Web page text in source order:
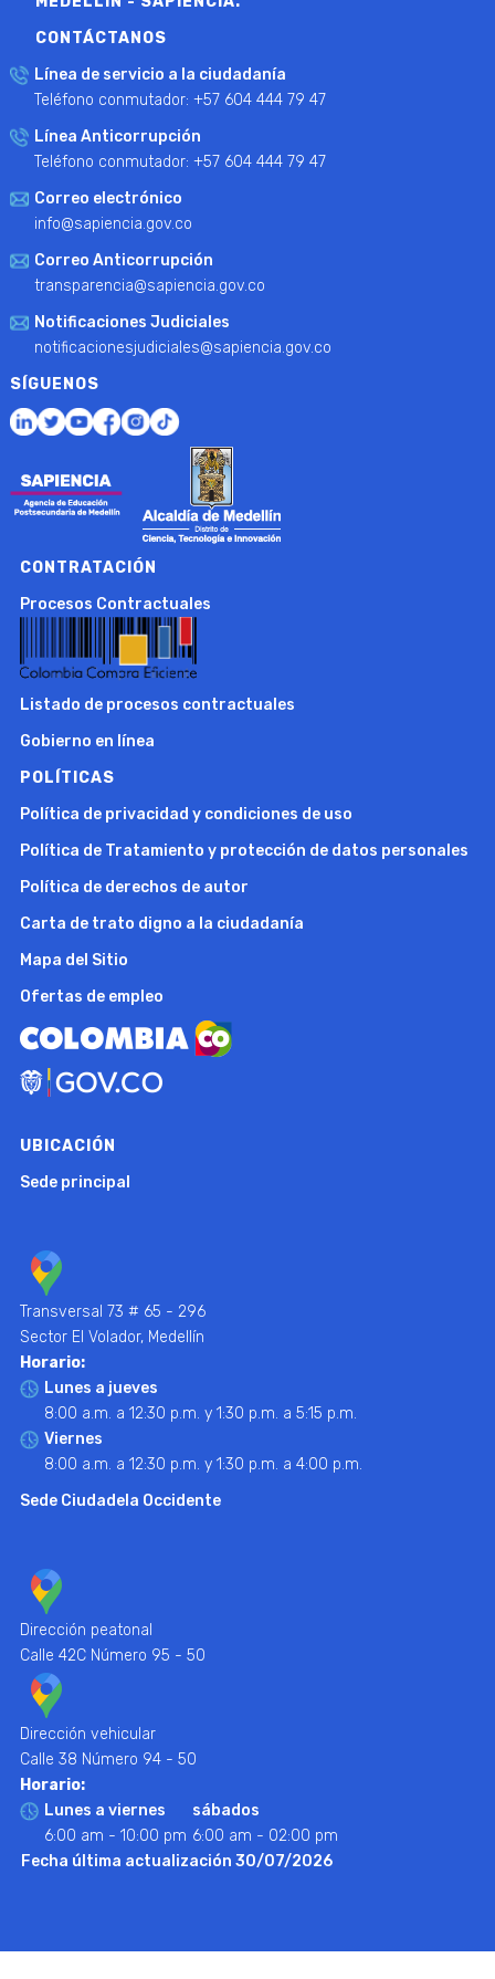
CONTÁCTANOS
Línea de servicio a la ciudadanía
Teléfono conmutador: +57 604 444 79 47
Línea Anticorrupción
Teléfono conmutador: +57 604 444 79 47
Correo electrónico
info@sapiencia.gov.co
Correo Anticorrupción
transparencia@sapiencia.gov.co
Notificaciones Judiciales
notificacionesjudiciales@sapiencia.gov.co
SÍGUENOS
CONTRATACIÓN
Procesos Contractuales
Listado de procesos contractuales
Gobierno en línea
POLÍTICAS
Política de privacidad y condiciones de uso
Política de Tratamiento y protección de datos personales
Política de derechos de autor
Carta de trato digno a la ciudadanía
Mapa del Sitio
Ofertas de empleo
UBICACIÓN
Sede principal
Transversal 73 # 65 - 296
Sector El Volador, Medellín
Horario:
Lunes a jueves
8:00 a.m. a 12:30 p.m. y 1:30 p.m. a 5:15 p.m.
Viernes
8:00 a.m. a 12:30 p.m. y 1:30 p.m. a 4:00 p.m.
Sede Ciudadela Occidente
Dirección peatonal
Calle 42C Número 95 - 50
Dirección vehicular
Calle 38 Número 94 - 50
Horario:
Lunes a viernes
6:00 am - 10:00 pm
sábados
6:00 am - 02:00 pm
Fecha última actualización 30/07/2026